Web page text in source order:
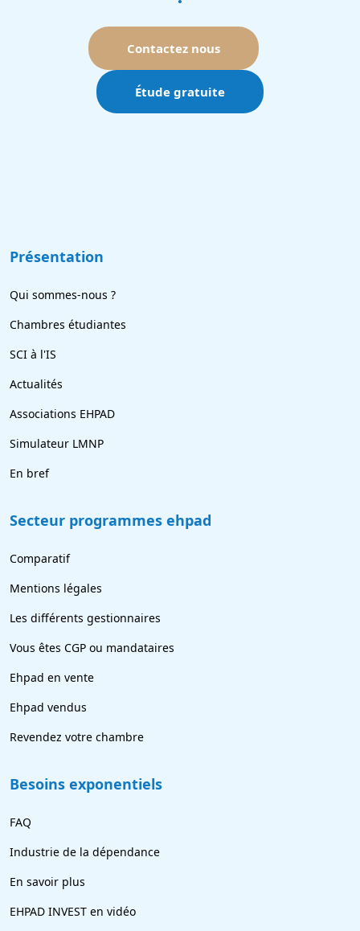
Contactez nous
Étude gratuite
Présentation
Qui sommes-nous ?
Chambres étudiantes
SCI à l'IS
Actualités
Associations EHPAD
Simulateur LMNP
En bref
Secteur programmes ehpad
Comparatif
Mentions légales
Les différents gestionnaires
Vous êtes CGP ou mandataires
Ehpad en vente
Ehpad vendus
Revendez votre chambre
Besoins exponentiels
FAQ
Industrie de la dépendance
En savoir plus
EHPAD INVEST en vidéo